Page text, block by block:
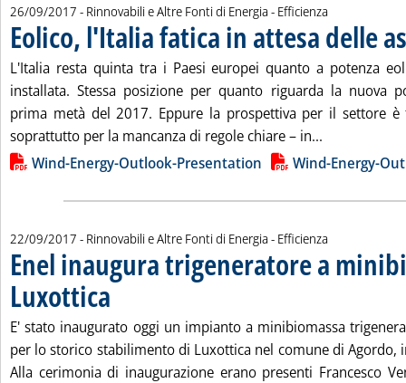
26/09/2017 - Rinnovabili e Altre Fonti di Energia - Efficienza
Eolico, l'Italia fatica in attesa delle
L'Italia resta quinta tra i Paesi europei quanto a potenza
installata. Stessa posizione per quanto riguarda la nuova
prima metà del 2017. Eppure la prospettiva per il settore è
soprattutto per la mancanza di regole chiare – in...
Lista allegati PDF alla notizia
Wind-Energy-Outlook-Presentation Wind-Energy-
22/09/2017 - Rinnovabili e Altre Fonti di Energia - Efficienza
Enel inaugura trigeneratore a
Luxottica. Pubblicata venerdì 22 settembre 2017 alle 17.17.
E' stato inaugurato oggi un impianto a minibiomassa
per lo storico stabilimento di Luxottica nel comune di Agordo,
Alla cerimonia di inaugurazione erano presenti Francesco